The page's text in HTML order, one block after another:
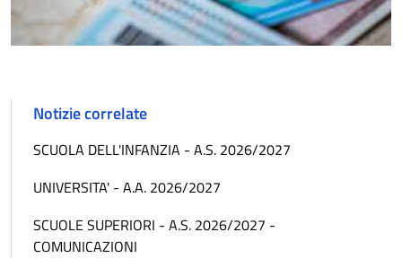
Notizie correlate
SCUOLA DELL'INFANZIA - A.S. 2026/2027
UNIVERSITA' - A.A. 2026/2027
SCUOLE SUPERIORI - A.S. 2026/2027 -
COMUNICAZIONI